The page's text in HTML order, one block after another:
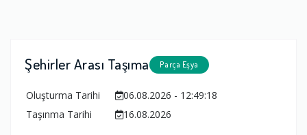
Şehirler Arası Taşıma Parça Eşya
Oluşturma Tarihi
06.08.2026 - 12:49:18
Taşınma Tarihi
16.08.2026